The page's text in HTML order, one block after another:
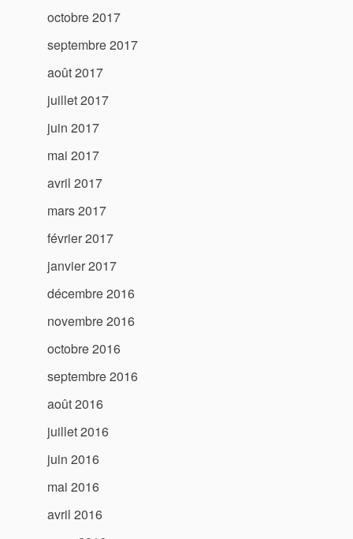
octobre 2017
septembre 2017
août 2017
juillet 2017
juin 2017
mai 2017
avril 2017
mars 2017
février 2017
janvier 2017
décembre 2016
novembre 2016
octobre 2016
septembre 2016
août 2016
juillet 2016
juin 2016
mai 2016
avril 2016